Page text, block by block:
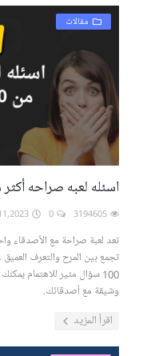
مقالات
اسئله لعبه صراحه أكثر من 100 سؤال مثير
تعد لعبة صراحة مع الأصدقاء
تجمع بين المرح والتعرف
100 سؤال مثير للاهتمام
وشيقة مع أصدقائك.
اقرأ المزيد